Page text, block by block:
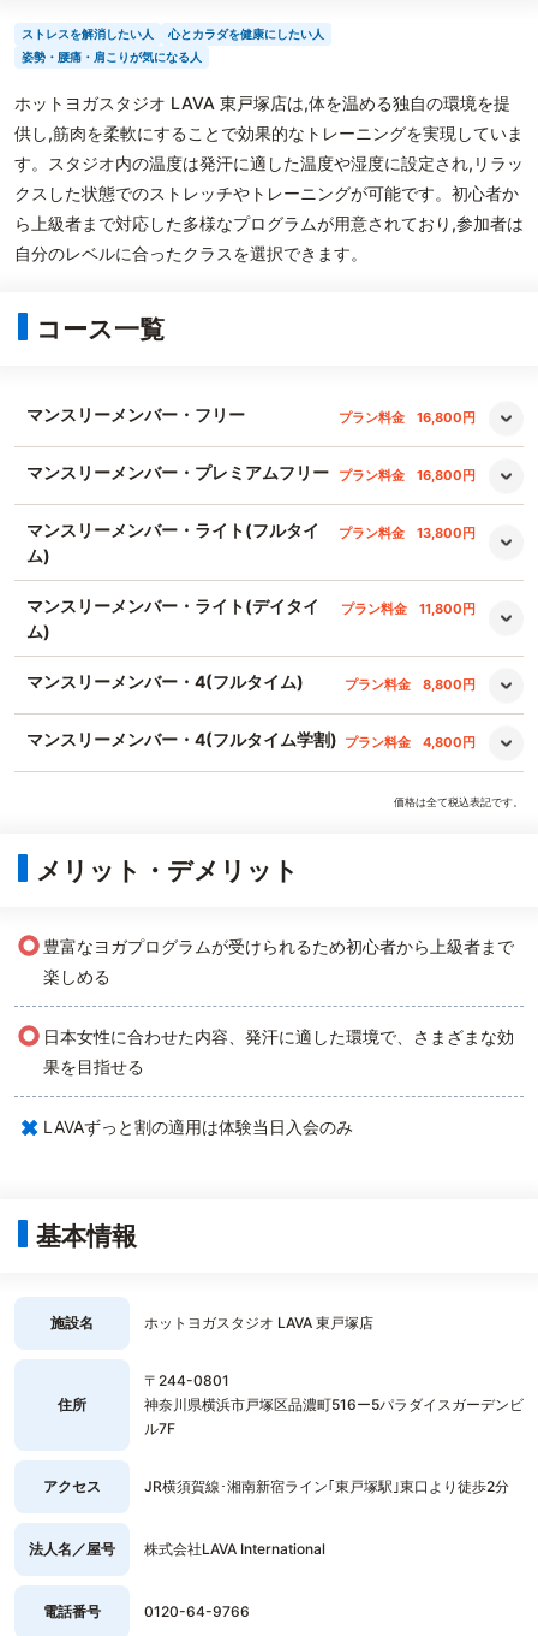
ストレスを解消したい人
心とカラダを健康にしたい人
姿勢・腰痛・肩こりが気になる人
ホットヨガスタジオ LAVA 東戸塚店は,体を温める独自の環境を提
供し,筋肉を柔軟にすることで効果的なトレーニングを実現していま
す。スタジオ内の温度は発汗に適した温度や湿度に設定され,リラッ
クスした状態でのストレッチやトレーニングが可能です。初心者か
ら上級者まで対応した多様なプログラムが用意されており,参加者は
自分のレベルに合ったクラスを選択できます。
コース一覧
マンスリーメンバー・フリー プラン料金 16,800円
マンスリーメンバー・プレミアムフリー プラン料金 16,800円
マンスリーメンバー・ライト(フルタイ
ム)
プラン料金 13,800円
マンスリーメンバー・ライト(デイタイ
ム)
プラン料金 11,800円
マンスリーメンバー・4(フルタイム) プラン料金 8,800円
マンスリーメンバー・4(フルタイム学割) プラン料金 4,800円
価格は全て税込表記です。
メリット・デメリット
○ 豊富なヨガプログラムが受けられるため初心者から上級者まで
楽しめる
○ 日本女性に合わせた内容、発汗に適した環境で、さまざまな効
果を目指せる
× LAVAずっと割の適用は体験当日入会のみ
基本情報
施設名 ホットヨガスタジオ LAVA 東戸塚店
住所
〒244-0801
神奈川県横浜市戸塚区品濃町516ー5パラダイスガーデンビ
ル7F
アクセス JR横須賀線･湘南新宿ライン｢東戸塚駅｣東口より徒歩2分
法人名／屋号 株式会社LAVA International
電話番号 0120-64-9766